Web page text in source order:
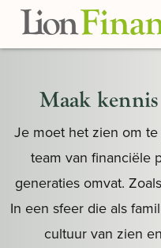
Skip to main content
Maak
Je moet het zien om
team van financiële
generaties omvat.
In een sfeer die als
cultuur van zien